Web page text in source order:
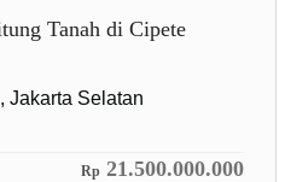
Tanah di Cipete
Jakarta Selatan
Rp 21.500.000.000